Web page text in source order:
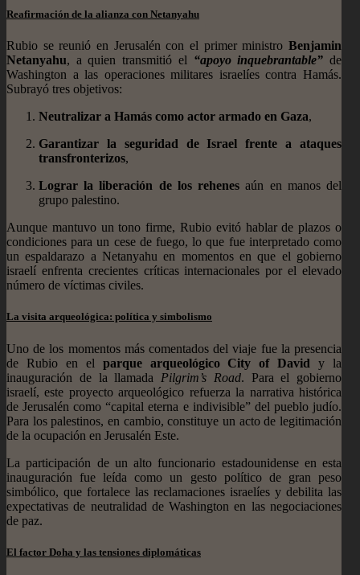
Reafirmación de la alianza con Netanyahu
Rubio se reunió en Jerusalén con el primer ministro Benjamin
Netanyahu, a quien transmitió el “apoyo inquebrantable” de
Washington a las operaciones militares israelíes contra Hamás.
Subrayó tres objetivos:
Neutralizar a Hamás como actor armado en Gaza,
Garantizar la seguridad de Israel frente a ataques
transfronterizos,
Lograr la liberación de los rehenes aún en manos del
grupo palestino.
Aunque mantuvo un tono firme, Rubio evitó hablar de plazos o
condiciones para un cese de fuego, lo que fue interpretado como
un espaldarazo a Netanyahu en momentos en que el gobierno
israelí enfrenta crecientes críticas internacionales por el elevado
número de víctimas civiles.
La visita arqueológica: política y simbolismo
Uno de los momentos más comentados del viaje fue la presencia
de Rubio en el parque arqueológico City of David y la
inauguración de la llamada Pilgrim’s Road. Para el gobierno
israelí, este proyecto arqueológico refuerza la narrativa histórica
de Jerusalén como “capital eterna e indivisible” del pueblo judío.
Para los palestinos, en cambio, constituye un acto de legitimación
de la ocupación en Jerusalén Este.
La participación de un alto funcionario estadounidense en esta
inauguración fue leída como un gesto político de gran peso
simbólico, que fortalece las reclamaciones israelíes y debilita las
expectativas de neutralidad de Washington en las negociaciones
de paz.
El factor Doha y las tensiones diplomáticas